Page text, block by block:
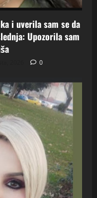
i uverila sam se da
Upozorila sam
0